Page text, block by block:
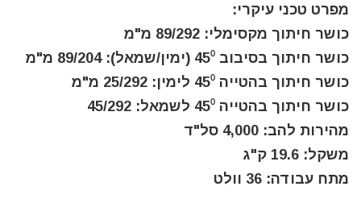
מפרט טכני עיקרי:
כושר חיתוך מקסימלי: 89/292 מ"מ
כושר חיתוך בסיבוב 45⁰ (ימין/שמאל): 89/204 מ"מ
כושר חיתוך בהטייה 45⁰ לימין: 25/292 מ"מ
כושר חיתוך בהטייה 45⁰ לשמאל: 45/292
מהירות להב: 4,000 סל"ד
משקל: 19.6 ק"ג
מתח עבודה: 36 וולט